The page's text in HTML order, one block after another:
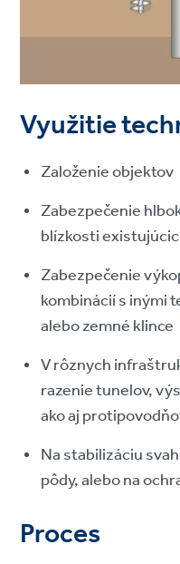
Využitie
Založenie objektov
Zabezpečenie
blízkosti
Zabezpečenie
kombinácií s inými
alebo zemné klince
V rôznych
razenie tunelov,
ako aj
Na stabilizáciu
pôdy, alebo na
Proces